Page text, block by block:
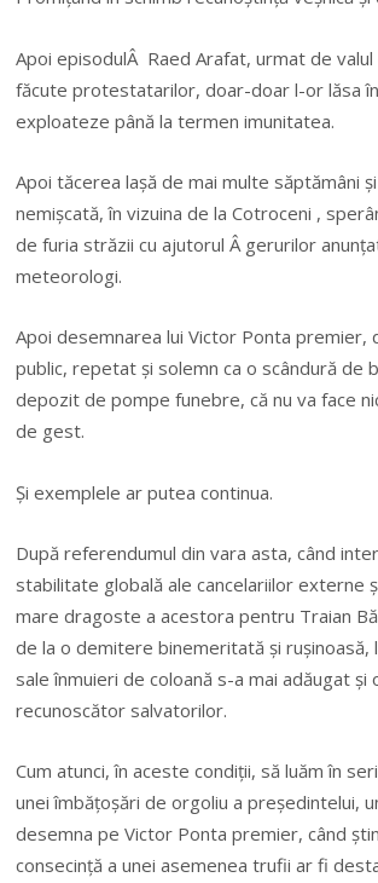
Apoi episodulÂ Raed Arafat, urmat de valul
făcute protestatarilor, doar-doar l-or lăsa
exploateze până la termen imunitatea.
Apoi tăcerea lașă de mai multe săptămâni
nemișcată, în vizuina de la Cotroceni ,
de furia străzii cu ajutorul Â gerurilor
meteorologi.
Apoi desemnarea lui Victor Ponta premier,
public, repetat și solemn ca o scândură de
depozit de pompe funebre, că nu va face
de gest.
Și exemplele ar putea continua.
După referendumul din vara asta, când
stabilitate globală ale cancelariilor externe
mare dragoste a acestora pentru Traian
de la o demitere binemeritată și rușinoasă,
sale înmuieri de coloană s-a mai adăugat și
recunoscător salvatorilor.
Cum atunci, în aceste condiții, să luăm în
unei îmbățoșări de orgoliu a președintelui,
desemna pe Victor Ponta premier, când
consecință a unei asemenea trufii ar fi